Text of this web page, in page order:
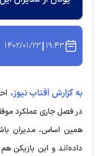
۱۹:۴۳ ۱۴۰۲/۰۱/۲۳
به گزارش آفتاب نیوز،
در فصل جاری عملکرد
همین اساس، مدیران
داده‌اند و این بازیکن